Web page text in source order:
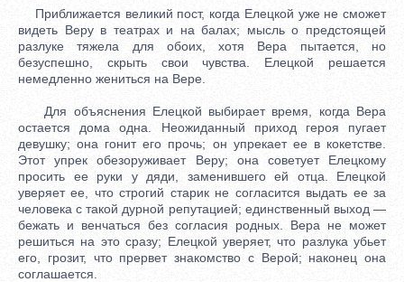
Приближается великий пост, когда Елецкой уже не сможет
видеть Веру в театрах и на балах; мысль о предстоящей
разлуке тяжела для обоих, хотя Вера пытается, но
безуспешно, скрыть свои чувства. Елецкой решается
немедленно жениться на Вере.
Для объяснения Елецкой выбирает время, когда Вера
остается дома одна. Неожиданный приход героя пугает
девушку; она гонит его прочь; он упрекает ее в кокетстве.
Этот упрек обезоруживает Веру; она советует Елецкому
просить ее руки у дяди, заменившего ей отца. Елецкой
уверяет ее, что строгий старик не согласится выдать ее за
человека с такой дурной репутацией; единственный выход —
бежать и венчаться без согласия родных. Вера не может
решиться на это сразу; Елецкой уверяет, что разлука убьет
его, грозит, что прервет знакомство с Верой; наконец она
соглашается.